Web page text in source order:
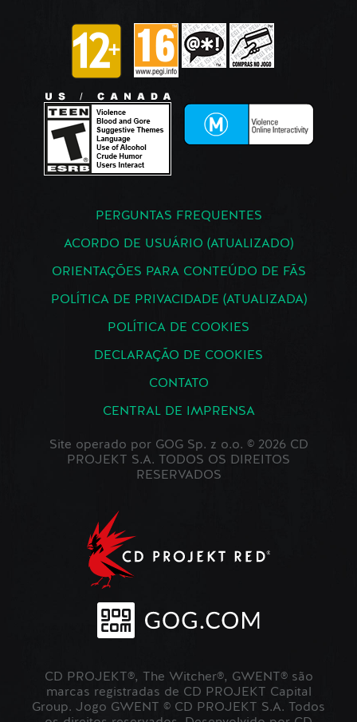
PERGUNTAS FREQUENTES
ACORDO DE USUÁRIO (ATUALIZADO)
ORIENTAÇÕES PARA CONTEÚDO DE FÃS
POLÍTICA DE PRIVACIDADE (ATUALIZADA)
POLÍTICA DE COOKIES
DECLARAÇÃO DE COOKIES
CONTATO
CENTRAL DE IMPRENSA
Site operado por GOG Sp. z o.o. © 2026 CD
PROJEKT S.A. TODOS OS DIREITOS
RESERVADOS
CD PROJEKT®, The Witcher®, GWENT® são
marcas registradas de CD PROJEKT Capital
Group. Jogo GWENT © CD PROJEKT S.A. Todos